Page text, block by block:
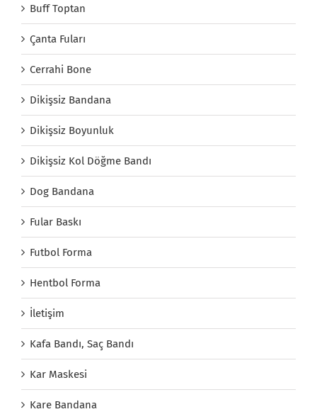
Buff Toptan
Çanta Fuları
Cerrahi Bone
Dikişsiz Bandana
Dikişsiz Boyunluk
Dikişsiz Kol Döğme Bandı
Dog Bandana
Fular Baskı
Futbol Forma
Hentbol Forma
İletişim
Kafa Bandı, Saç Bandı
Kar Maskesi
Kare Bandana